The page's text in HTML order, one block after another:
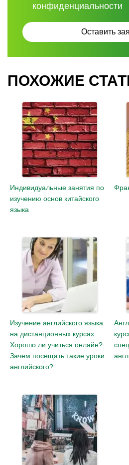
конфиденциальности
ПОХОЖИЕ
Индивидуальные занятия по
изучению основ китайского
языка
Изучение английского языка
на дистанционных курсах.
Хорошо ли учиться онлайн?
Зачем посещать такие уроки
английского?